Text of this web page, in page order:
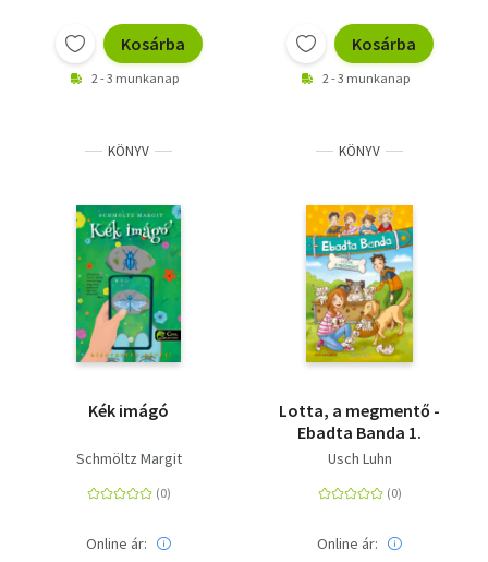
Kosárba
2 - 3 munkanap
Kosárba
2 - 3 munkanap
KÖNYV
Kék imágó
Schmöltz Margit
Online ár:
KÖNYV
Lotta, a megmentő -
Ebadta Banda 1.
Usch Luhn
Online ár: